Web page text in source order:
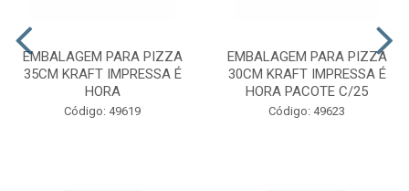
EMBALAGEM PARA PIZZA
35CM KRAFT IMPRESSA É
HORA
Código: 49619
EMBALAGEM PARA PIZZA
30CM KRAFT IMPRESSA É
HORA PACOTE C/25
Código: 49623